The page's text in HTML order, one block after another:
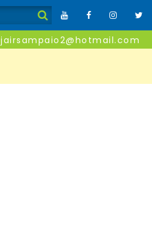
jairsampaio2@hotmail.com